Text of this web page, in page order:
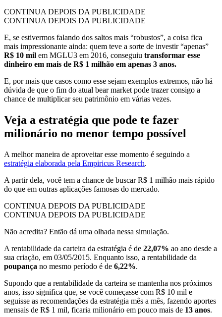
CONTINUA DEPOIS DA PUBLICIDADE
CONTINUA DEPOIS DA PUBLICIDADE
E, se estivermos falando dos saltos mais “robustos”, a coisa fica
mais impressionante ainda: quem teve a sorte de investir “apenas”
R$ 10 mil em MGLU3 em 2016, conseguiu transformar esse
dinheiro em mais de R$ 1 milhão em apenas 3 anos.
E, por mais que casos como esse sejam exemplos extremos, não há
dúvida de que o fim do atual bear market pode trazer consigo a
chance de multiplicar seu patrimônio em várias vezes.
Veja a estratégia que pode te fazer
milionário no menor tempo possível
A melhor maneira de aproveitar esse momento é seguindo a
estratégia elaborada pela Empiricus Research.
A partir dela, você tem a chance de buscar R$ 1 milhão mais rápido
do que em outras aplicações famosas do mercado.
CONTINUA DEPOIS DA PUBLICIDADE
CONTINUA DEPOIS DA PUBLICIDADE
Não acredita? Então dá uma olhada nessa simulação.
A rentabilidade da carteira da estratégia é de 22,07% ao ano desde a
sua criação, em 03/05/2015. Enquanto isso, a rentabilidade da
poupança no mesmo período é de 6,22%.
Supondo que a rentabilidade da carteira se mantenha nos próximos
anos, isso significa que, se você começasse com R$ 10 mil e
seguisse as recomendações da estratégia mês a mês, fazendo aportes
mensais de R$ 1 mil, ficaria milionário em pouco mais de 13 anos.